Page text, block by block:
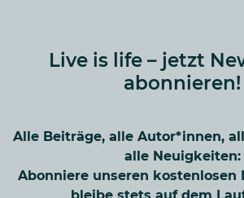
Live is life – jetzt
abonnieren!
Alle Beiträge, alle Autor*innen,
alle Neuigkeiten:
Abonniere unseren kostenlosen